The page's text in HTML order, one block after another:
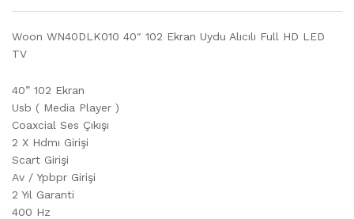
Woon WN40DLK010 40″ 102 Ekran Uydu Alıcılı Full HD LED
TV
40” 102 Ekran
Usb ( Media Player )
Coaxcial Ses Çıkışı
2 X Hdmı Girişi
Scart Girişi
Av / Ypbpr Girişi
2 Yıl Garanti
400 Hz